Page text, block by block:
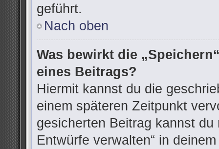
geführt.
Nach oben
Was bewirkt die
eines Beitrags?
Hiermit kannst du die
einem späteren Zeitpunkt
gesicherten Beitrag kannst
Entwürfe verwalten“ in